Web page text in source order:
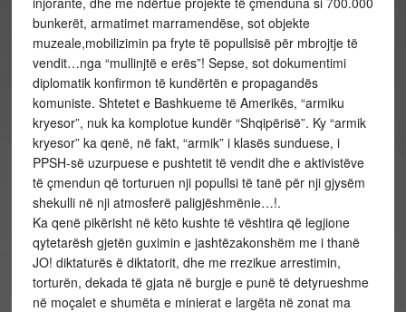
bunkerët, armatimet marramendëse, sot objekte
muzeale,mobilizimin pa fryte të popullsisë për mbrojtje të
vendit…nga “mullinjtë e erës”! Sepse, sot dokumentimi
diplomatik konfirmon të kundërtën e propagandës
komuniste. Shtetet e Bashkueme të Amerikës, “armiku
kryesor”, nuk ka komplotue kundër “Shqipërisë”. Ky “armik
kryesor” ka qenë, në fakt, “armik” i klasës sunduese, i
PPSH-së uzurpuese e pushtetit të vendit dhe e aktivistëve
të çmendun që torturuen nji popullsi të tanë për nji gjysëm
shekulli në nji atmosferë paligjëshmënie…!.
Ka qenë pikërisht në këto kushte të vështira që legjione
qytetarësh gjetën guximin e jashtëzakonshëm me i thanë
JO! diktaturës ë diktatorit, dhe me rrezikue arrestimin,
torturën, dekada të gjata në burgje e punë të detyrueshme
në moçalet e shumëta e minierat e largëta në zonat ma